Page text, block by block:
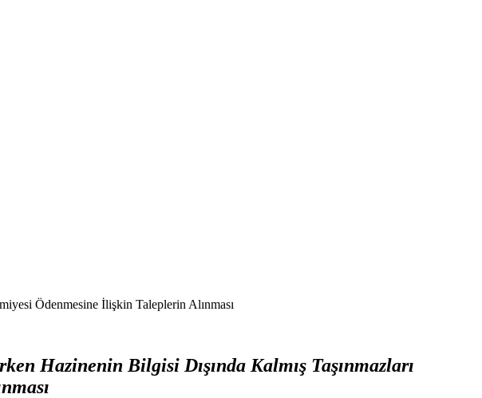
Ödenmesine İlişkin Taleplerin Alınması
Hazinenin Bilgisi Dışında Kalmış Taşınmazları